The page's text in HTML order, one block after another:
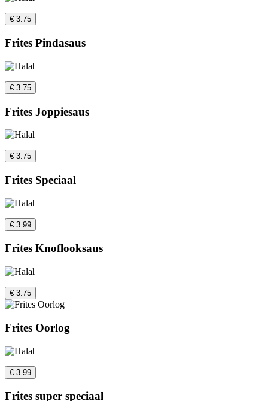
€ 3.75
Frites Pindasaus
€ 3.75
Frites Joppiesaus
€ 3.75
Frites Speciaal
€ 3.99
Frites Knoflooksaus
€ 3.75
Frites Oorlog
€ 3.99
Frites super speciaal